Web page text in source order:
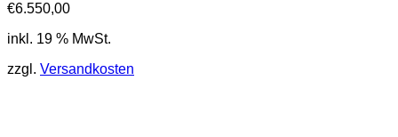
€6.550,00
inkl. 19 % MwSt.
zzgl. Versandkosten